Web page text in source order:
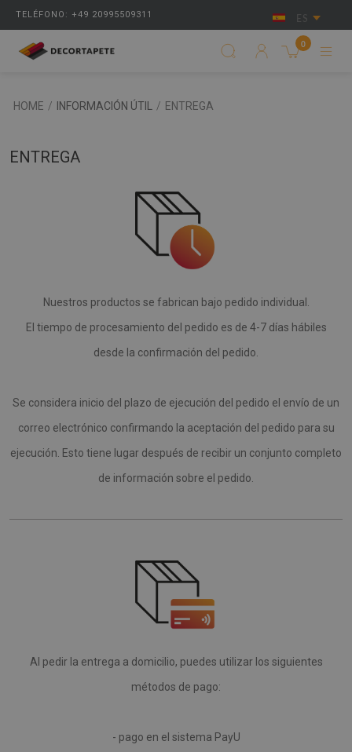
TELÉFONO: +49 20995509311 ES
0
HOME / INFORMACIÓN ÚTIL / ENTREGA
ENTREGA
Nuestros productos se fabrican bajo pedido individual.
El tiempo de procesamiento del pedido es de 4-7 días hábiles
desde la confirmación del pedido.
Se considera inicio del plazo de ejecución del pedido el envío de un
correo electrónico confirmando la aceptación del pedido para su
ejecución. Esto tiene lugar después de recibir un conjunto completo
de información sobre el pedido.
Al pedir la entrega a domicilio, puedes utilizar los siguientes
métodos de pago:
- pago en el sistema PayU